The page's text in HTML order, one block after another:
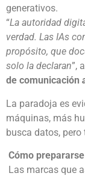
generativos.
“La autoridad
verdad. Las IAs
propósito, que
solo la declaran”,
de comunicación
La paradoja es
máquinas, más
busca datos,
Cómo
Las marcas que